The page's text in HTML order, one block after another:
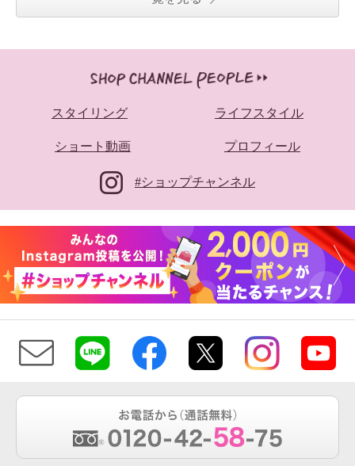
スタイリング ライフスタイル
ショート動画 プロフィール
#ショップチャンネル